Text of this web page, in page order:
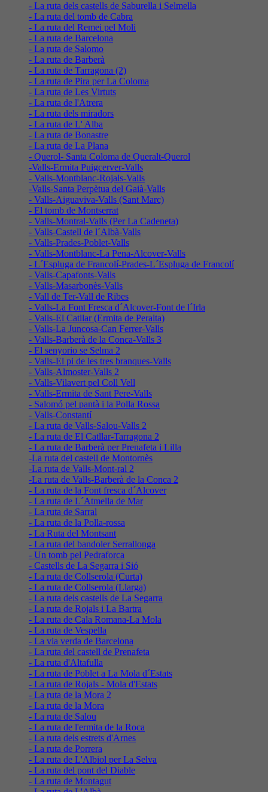
- La ruta dels castells de Saburella i Selmella
- La ruta del tomb de Cabra
- La ruta del Remei pel Moli
- La ruta de Barcelona
- La ruta de Salomo
- La ruta de Barberà
- La ruta de Tarragona (2)
- La ruta de Pira per La Coloma
- La ruta de Les Virtuts
- La ruta de l'Atrera
- La ruta dels miradors
- La ruta de L' Alba
- La ruta de Bonastre
- La ruta de La Plana
- Querol- Santa Coloma de Queralt-Querol
-Valls-Ermita Puigcerver-Valls
- Valls-Montblanc-Rojals-Valls
-Valls-Santa Perpètua del Gaià-Valls
- Valls-Aiguaviva-Valls (Sant Marc)
- El tomb de Montserrat
- Valls-Montral-Valls (Per La Cadeneta)
- Valls-Castell de l´Albà-Valls
- Valls-Prades-Poblet-Valls
- Valls-Montblanc-La Pena-Alcover-Valls
- L´Espluga de Francolí-Prades-L´Espluga de Francolí
- Valls-Capafonts-Valls
- Valls-Masarbonès-Valls
- Vall de Ter-Vall de Ribes
- Valls-La Font Fresca d´Alcover-Font de l´Irla
- Valls-El Catllar (Ermita de Peralta)
- Valls-La Juncosa-Can Ferrer-Valls
- Valls-Barberà de la Conca-Valls 3
- El senyorio se Selma 2
- Valls-El pi de les tres branques-Valls
- Valls-Almoster-Valls 2
- Valls-Vilavert pel Coll Vell
- Valls-Ermita de Sant Pere-Valls
- Salomó pel pantà i la Polla Rossa
- Valls-Constantí
- La ruta de Valls-Salou-Valls 2
- La ruta de El Catllar-Tarragona 2
- La ruta de Barberà per Prenafeta i Lilla
-La ruta del castell de Montornès
-La ruta de Valls-Mont-ral 2
-La ruta de Valls-Barberà de la Conca 2
- La ruta de la Font fresca d´Alcover
- La ruta de L´Atmella de Mar
- La ruta de Sarral
- La ruta de la Polla-rossa
- La Ruta del Montsant
- La ruta del bandoler Serrallonga
- Un tomb pel Pedraforca
- Castells de La Segarra i Sió
- La ruta de Collserola (Curta)
- La ruta de Collserola (Llarga)
- La ruta dels castells de La Segarra
- La ruta de Rojals i La Bartra
- La ruta de Cala Romana-La Mola
- La ruta de Vespella
- La via verda de Barcelona
- La ruta del castell de Prenafeta
- La ruta d'Altafulla
- La ruta de Poblet a La Mola d´Estats
- La ruta de Rojals - Mola d'Estats
- La ruta de la Mora 2
- La ruta de la Mora
- La ruta de Salou
- La ruta de l'ermita de la Roca
- La ruta dels estrets d'Arnes
- La ruta de Porrera
- La ruta de L'Albiol per La Selva
- La ruta del pont del Diable
- La ruta de Montagut